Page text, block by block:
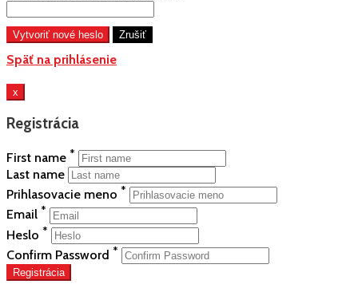
Späť na prihlásenie
x
Registrácia
First name *
Last name
Prihlasovacie meno *
Email *
Heslo *
Confirm Password *
Registrácia